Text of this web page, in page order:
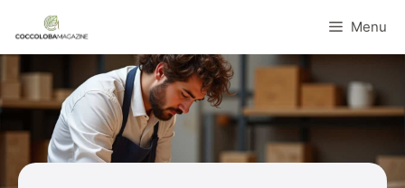
au
contenu
Menu